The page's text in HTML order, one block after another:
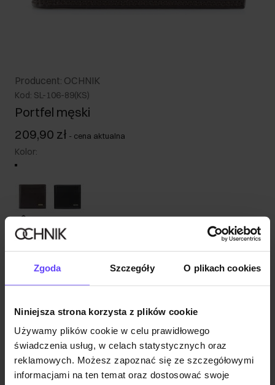
Zgoda Szczegóły O plikach cookies
Niniejsza strona korzysta z plików cookie
Używamy plików cookie w celu prawidłowego
świadczenia usług, w celach statystycznych oraz
reklamowych. Możesz zapoznać się ze szczegółowymi
informacjami na ten temat oraz dostosować swoje
Producent: OCHNIK
Kod: SL-106-89(KS)
Portfel męski
209,90 zł - cena aktualna
Kolor:
Tabela rozmiarów
Wysyłka w 1 dzień roboczy